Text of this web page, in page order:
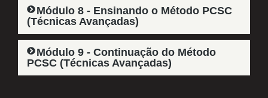
Módulo 8 - Ensinando o Método PCSC
(Técnicas Avançadas)​
Módulo 9 - Continuação do Método
PCSC (Técnicas Avançadas)